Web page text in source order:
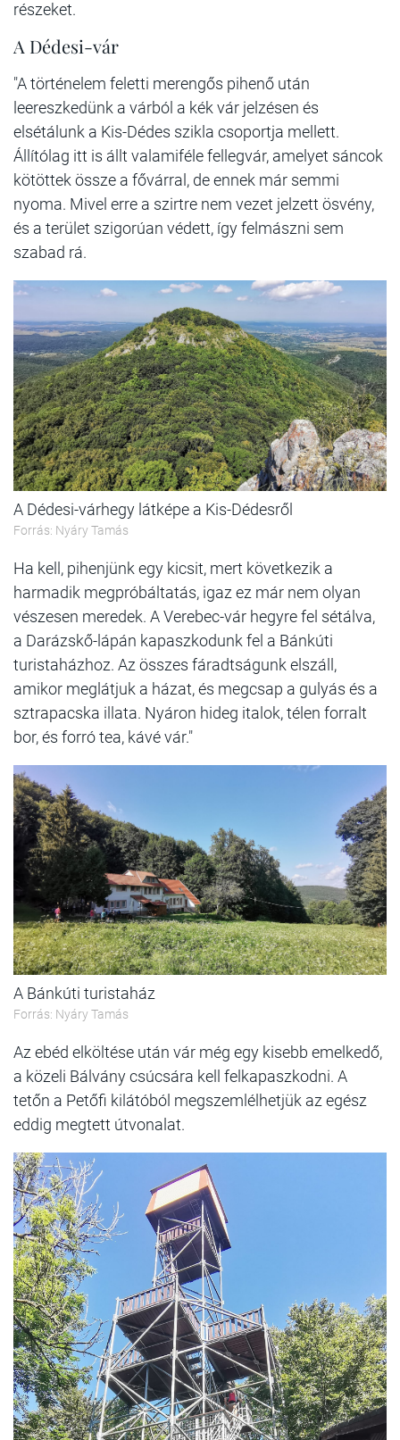
részeket.
A Dédesi-vár
"A történelem feletti merengős pihenő után
leereszkedünk a várból a kék vár jelzésen és
elsétálunk a Kis-Dédes szikla csoportja mellett.
Állítólag itt is állt valamiféle fellegvár, amelyet sáncok
kötöttek össze a fővárral, de ennek már semmi
nyoma. Mivel erre a szirtre nem vezet jelzett ösvény,
és a terület szigorúan védett, így felmászni sem
szabad rá.
A Dédesi-várhegy látképe a Kis-Dédesről
Forrás: Nyáry Tamás
Ha kell, pihenjünk egy kicsit, mert következik a
harmadik megpróbáltatás, igaz ez már nem olyan
vészesen meredek. A Verebec-vár hegyre fel sétálva,
a Darázskő-lápán kapaszkodunk fel a Bánkúti
turistaházhoz. Az összes fáradtságunk elszáll,
amikor meglátjuk a házat, és megcsap a gulyás és a
sztrapacska illata. Nyáron hideg italok, télen forralt
bor, és forró tea, kávé vár."
A Bánkúti turistaház
Forrás: Nyáry Tamás
Az ebéd elköltése után vár még egy kisebb emelkedő,
a közeli Bálvány csúcsára kell felkapaszkodni. A
tetőn a Petőfi kilátóból megszemlélhetjük az egész
eddig megtett útvonalat.